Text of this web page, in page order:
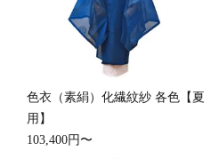
色衣（素絹）化繊紋紗 各色【夏
用】
103,400円〜